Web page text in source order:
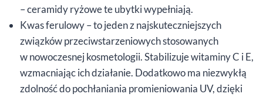
– ceramidy ryżowe te ubytki wypełniają.
Kwas ferulowy – to jeden z najskuteczniejszych
związków przeciwstarzeniowych stosowanych
w nowoczesnej kosmetologii. Stabilizuje witaminy C i E,
wzmacniając ich działanie. Dodatkowo ma niezwykłą
zdolność do pochłaniania promieniowania UV, dzięki